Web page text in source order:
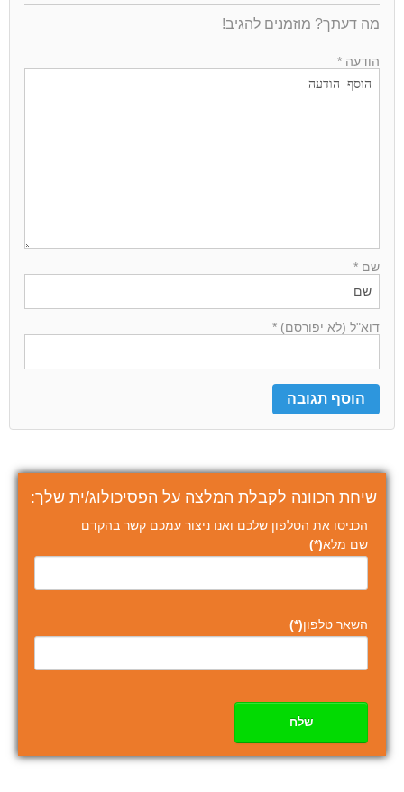
מה דעתך? מוזמנים להגיב!
הודעה *
שם *
דוא"ל (לא יפורסם) *
שיחת הכוונה לקבלת המלצה על הפסיכולוג/ית שלך:
הכניסו את הטלפון שלכם ואנו ניצור עמכם קשר בהקדם
שם מלא(*)
השאר טלפון(*)
שלח